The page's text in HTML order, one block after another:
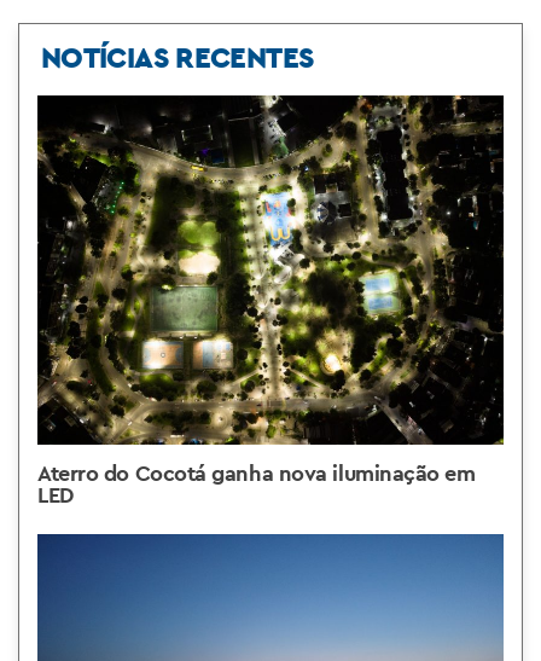
NOTÍCIAS RECENTES
Aterro do Cocotá ganha nova iluminação em
LED